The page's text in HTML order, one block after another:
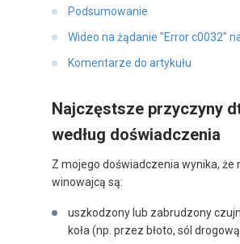
Podsumowanie
Wideo na żądanie "Error c0032"
Komentarze do artykułu
Najczęstsze przyczyny
według doświadczenia
Z mojego doświadczenia wynika, że
winowajcą są:
uszkodzony lub zabrudzony
koła (np. przez błoto, sól